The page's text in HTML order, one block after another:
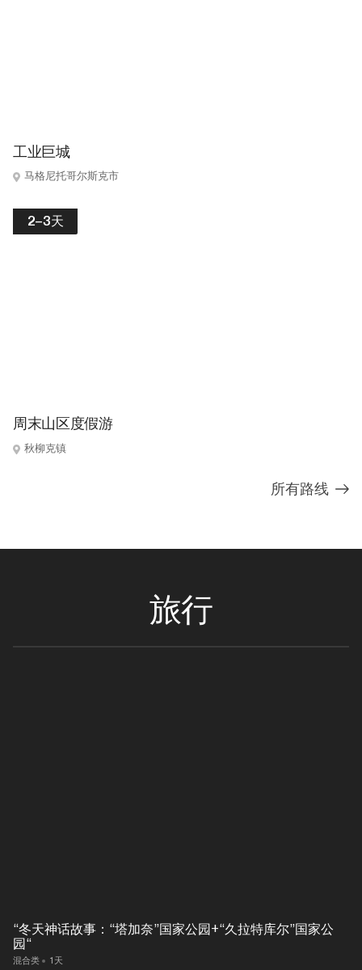
工业巨城
马格尼托哥尔斯克市
2–3天
周末山区度假游
秋柳克镇
所有路线
旅行
“冬天神话故事：“塔加奈”国家公园+“久拉特库尔”国家公
园“
混合类 1天